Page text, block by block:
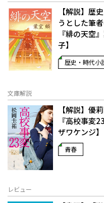
【解説】歴
うとした筆
『緋の天空
子】
歴史・時代小
文庫解説
【解説】優
『高校事変
ザワケンジ】
青春
レビュー